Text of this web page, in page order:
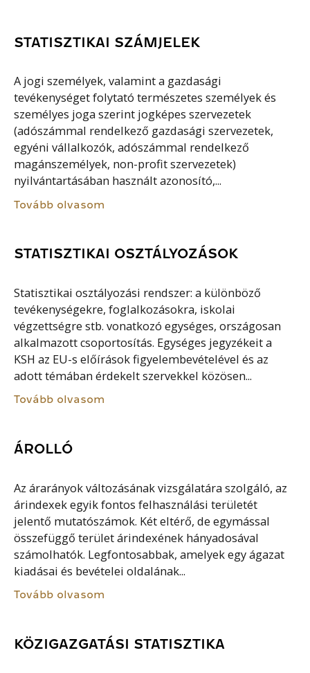
STATISZTIKAI SZÁMJELEK
A jogi személyek, valamint a gazdasági
tevékenységet folytató természetes személyek és
személyes joga szerint jogképes szervezetek
(adószámmal rendelkező gazdasági szervezetek,
egyéni vállalkozók, adószámmal rendelkező
magánszemélyek, non-profit szervezetek)
nyilvántartásában használt azonosító,...
Tovább olvasom
STATISZTIKAI OSZTÁLYOZÁSOK
Statisztikai osztályozási rendszer: a különböző
tevékenységekre, foglalkozásokra, iskolai
végzettségre stb. vonatkozó egységes, országosan
alkalmazott csoportosítás. Egységes jegyzékeit a
KSH az EU-s előírások figyelembevételével és az
adott témában érdekelt szervekkel közösen...
Tovább olvasom
ÁROLLÓ
Az árarányok változásának vizsgálatára szolgáló, az
árindexek egyik fontos felhasználási területét
jelentő mutatószámok. Két eltérő, de egymással
összefüggő terület árindexének hányadosával
számolhatók. Legfontosabbak, amelyek egy ágazat
kiadásai és bevételei oldalának...
Tovább olvasom
KÖZIGAZGATÁSI STATISZTIKA